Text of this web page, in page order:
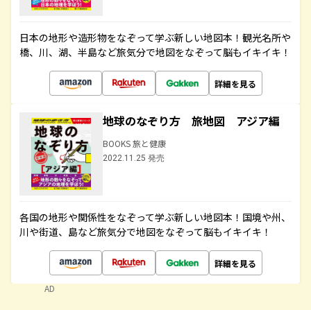
日本の地形や造形物をなぞって学ぶ新しい地図本！観光名所や
橋、川、湖、半島など旅気分で地図をなぞって脳もイキイキ！
詳細を見る
地球のなぞり方 旅地図 アジア編
BOOKS 旅と健康
2022.11.25 発売
各国の地形や関係性をなぞって学ぶ新しい地図本！国境や州、
川や街道、島など旅気分で地図をなぞって脳もイキイキ！
詳細を見る
AD